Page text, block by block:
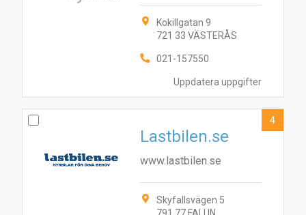
Uppdatera uppgifter
Kokillgatan 9
721 33 VÄSTERÅS
021-157550
Lastbilen.se
www.lastbilen.se
Skyfallsvägen 5
4